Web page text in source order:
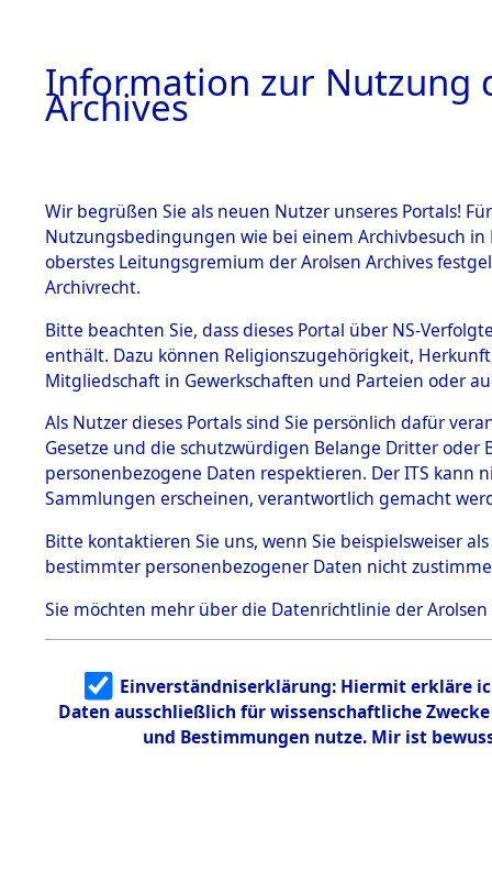
BESTÄNDE
1.
mente
5. Verschiedenes
5.3
Todesmärsche
5.3.1 Alliierte
Erhebungen
zu
Todesmärsch
en
5.3.2
Identifizierun
g
5.3.3
Todesmärsch
Dead -
Branch -
0012
Information zur Nutzung
Archives
Wir begrüßen Sie als neuen Nutzer unseres Portals!
Nutzungsbedingungen wie bei einem Archivbesuch
oberstes Leitungsgremium der Arolsen Archives
Archivrecht.
Bitte beachten Sie, dass dieses Portal über NS-
enthält. Dazu können Religionszugehörigkeit,
Mitgliedschaft in Gewerkschaften und Parteien oder
Als Nutzer dieses Portals sind Sie persönlich dafür
Gesetze und die schutzwürdigen Belange Dritter
personenbezogene Daten respektieren. Der ITS
Sammlungen erscheinen, verantwortlich gemacht
Bitte kontaktieren Sie uns, wenn Sie beispielsweiser
bestimmter personenbezogener Daten nicht
Sie möchten mehr über die Datenrichtlinie der Arolsen
Einverständniserklärung: Hiermit erkläre
Daten ausschließlich für wissenschaftliche
und Bestimmungen nutze. Mir ist